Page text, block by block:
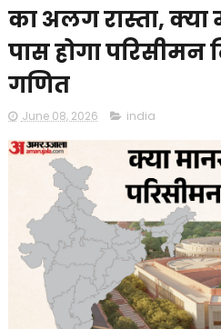
का अलग रास्ता,
पास होगा परिसीमन
गणित
June 08, 2026 india